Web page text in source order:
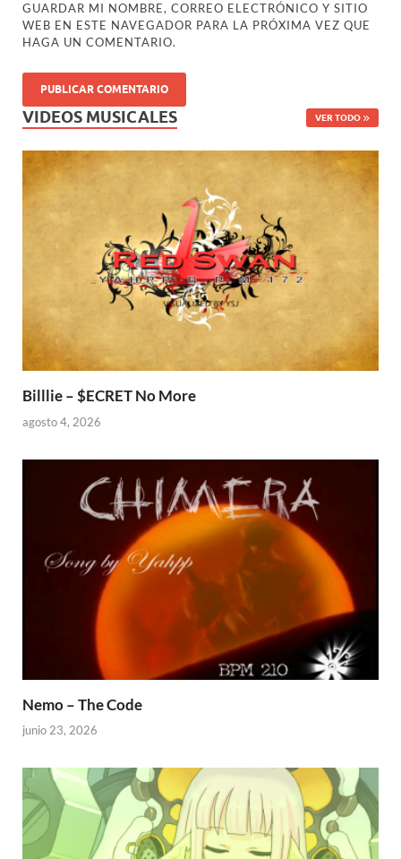
GUARDAR MI NOMBRE, CORREO ELECTRÓNICO Y SITIO
WEB EN ESTE NAVEGADOR PARA LA PRÓXIMA VEZ QUE
HAGA UN COMENTARIO.
VIDEOS MUSICALES VER TODO
Billlie – $ECRET No More
agosto 4, 2026
Nemo – The Code
junio 23, 2026